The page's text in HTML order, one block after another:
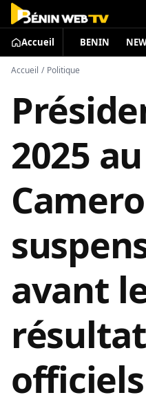
Accueil BENIN
Accueil / Politique
2025 au
avant
officiels